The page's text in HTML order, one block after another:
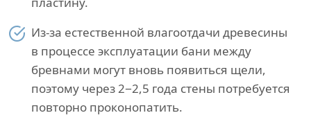
Из-за естественной влагоотдачи древесины
в процессе эксплуатации бани между
бревнами могут вновь появиться щели,
поэтому через 2−2,5 года стены потребуется
повторно проконопатить.